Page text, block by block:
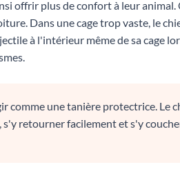
offrir plus de confort à leur animal.
Dans une cage trop vaste, le
à l'intérieur même de sa cage
comme une tanière protectrice.
s'y retourner facilement et s'y